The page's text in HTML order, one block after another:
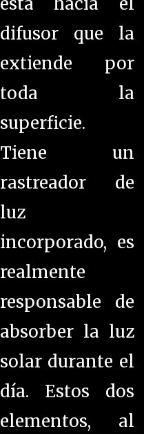
difusor que la
extiende por
toda la
superficie.
Tiene un
rastreador de
luz
incorporado, es
realmente
responsable de
absorber la luz
solar durante el
día. Estos dos
elementos, al